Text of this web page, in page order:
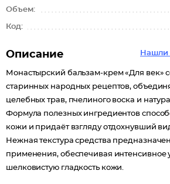
Объем:
Код:
Нашли
Описание
Монастырский бальзам-крем «Для век»
старинных народных рецептов,
целебных трав, пчелиного воска и
Формула полезных ингредиентов
кожи и придаёт взгляду отдохнувший
Нежная текстура средства
применения, обеспечивая интенсивное
шелковистую гладкость кожи.